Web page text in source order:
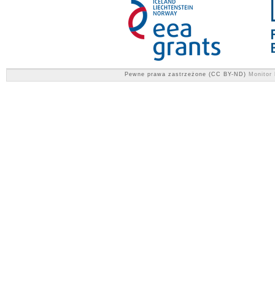
Pewne prawa zastrzeżone (CC BY-ND) Monitor